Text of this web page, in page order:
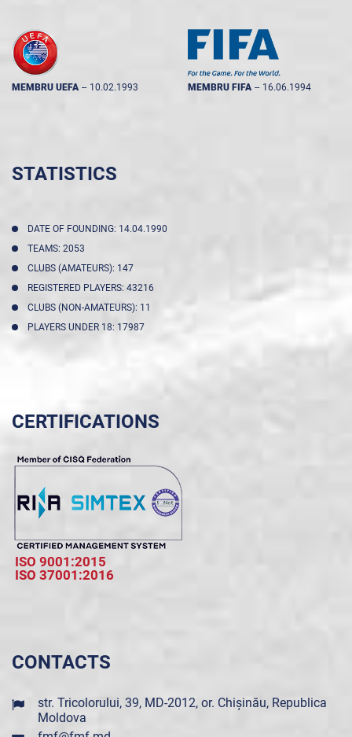
MEMBRU UEFA -- 10.02.1993 MEMBRU FIFA -- 16.06.1994
STATISTICS
DATE OF FOUNDING: 14.04.1990
TEAMS: 2053
CLUBS (AMATEURS): 147
REGISTERED PLAYERS: 43216
CLUBS (NON-AMATEURS): 11
PLAYERS UNDER 18: 17987
CERTIFICATIONS
ISO 9001:2015
ISO 37001:2016
CONTACTS
str. Tricolorului, 39, MD-2012, or. Chișinău, Republica
Moldova